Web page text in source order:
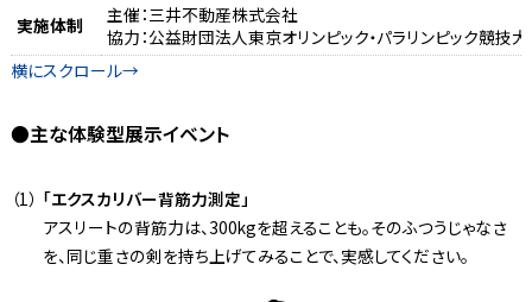
実施体制
主催：三井不動産株式会社
協力：公益財団法人東京オリンピック・パラリンピック競技
●主な体験型展示イベント
「エクスカリバー背筋力測定」
アスリートの背筋力は、300kgを超えることも。そのふつうじゃなさ
を、同じ重さの剣を持ち上げてみることで、実感してください。